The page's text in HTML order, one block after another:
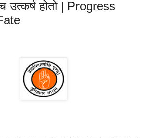
उत्कर्ष होतो | Progress